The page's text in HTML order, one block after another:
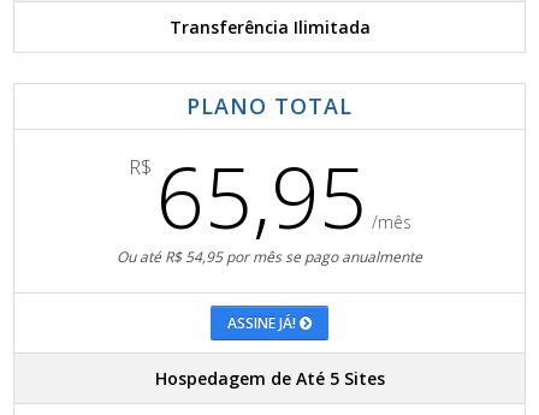
Transferência Ilimitada
PLANO TOTAL
R$ 65,95 /mês
Ou até R$ 54,95 por mês se pago anualmente
ASSINE JÁ!
Hospedagem de Até 5 Sites